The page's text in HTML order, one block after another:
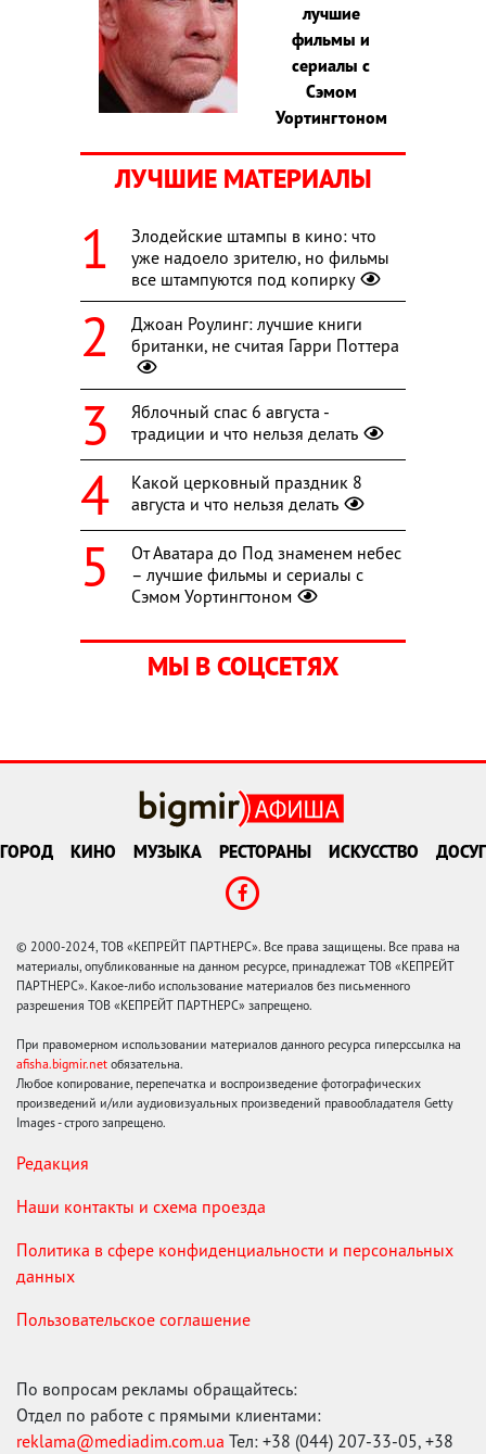
лучшие
фильмы и
сериалы с
Сэмом
Уортингтоном
ЛУЧШИЕ МАТЕРИАЛЫ
Злодейские штампы в кино: что
уже надоело зрителю, но фильмы
все штампуются под копирку
Джоан Роулинг: лучшие книги
британки, не считая Гарри Поттера
Яблочный спас 6 августа -
традиции и что нельзя делать
Какой церковный праздник 8
августа и что нельзя делать
От Аватара до Под знаменем небес
– лучшие фильмы и сериалы с
Сэмом Уортингтоном
МЫ В СОЦСЕТЯХ
ГОРОД КИНО МУЗЫКА РЕСТОРАНЫ ИСКУССТВО ДОСУГ
© 2000-2024, ТОВ «КЕПРЕЙТ ПАРТНЕРС». Все права защищены. Все права на
материалы, опубликованные на данном ресурсе, принадлежат ТОВ «КЕПРЕЙТ
ПАРТНЕРС». Какое-либо использование материалов без письменного
разрешения ТОВ «КЕПРЕЙТ ПАРТНЕРС» запрещено.
При правомерном использовании материалов данного ресурса гиперссылка на
afisha.bigmir.net обязательна.
Любое копирование, перепечатка и воспроизведение фотографических
произведений и/или аудиовизуальных произведений правообладателя Getty
Images - строго запрещено.
Редакция
Наши контакты и схема проезда
Политика в сфере конфиденциальности и персональных
данных
Пользовательское соглашение
По вопросам рекламы обращайтесь:
Отдел по работе с прямыми клиентами:
reklama@mediadim.com.ua Тел: +38 (044) 207-33-05, +38